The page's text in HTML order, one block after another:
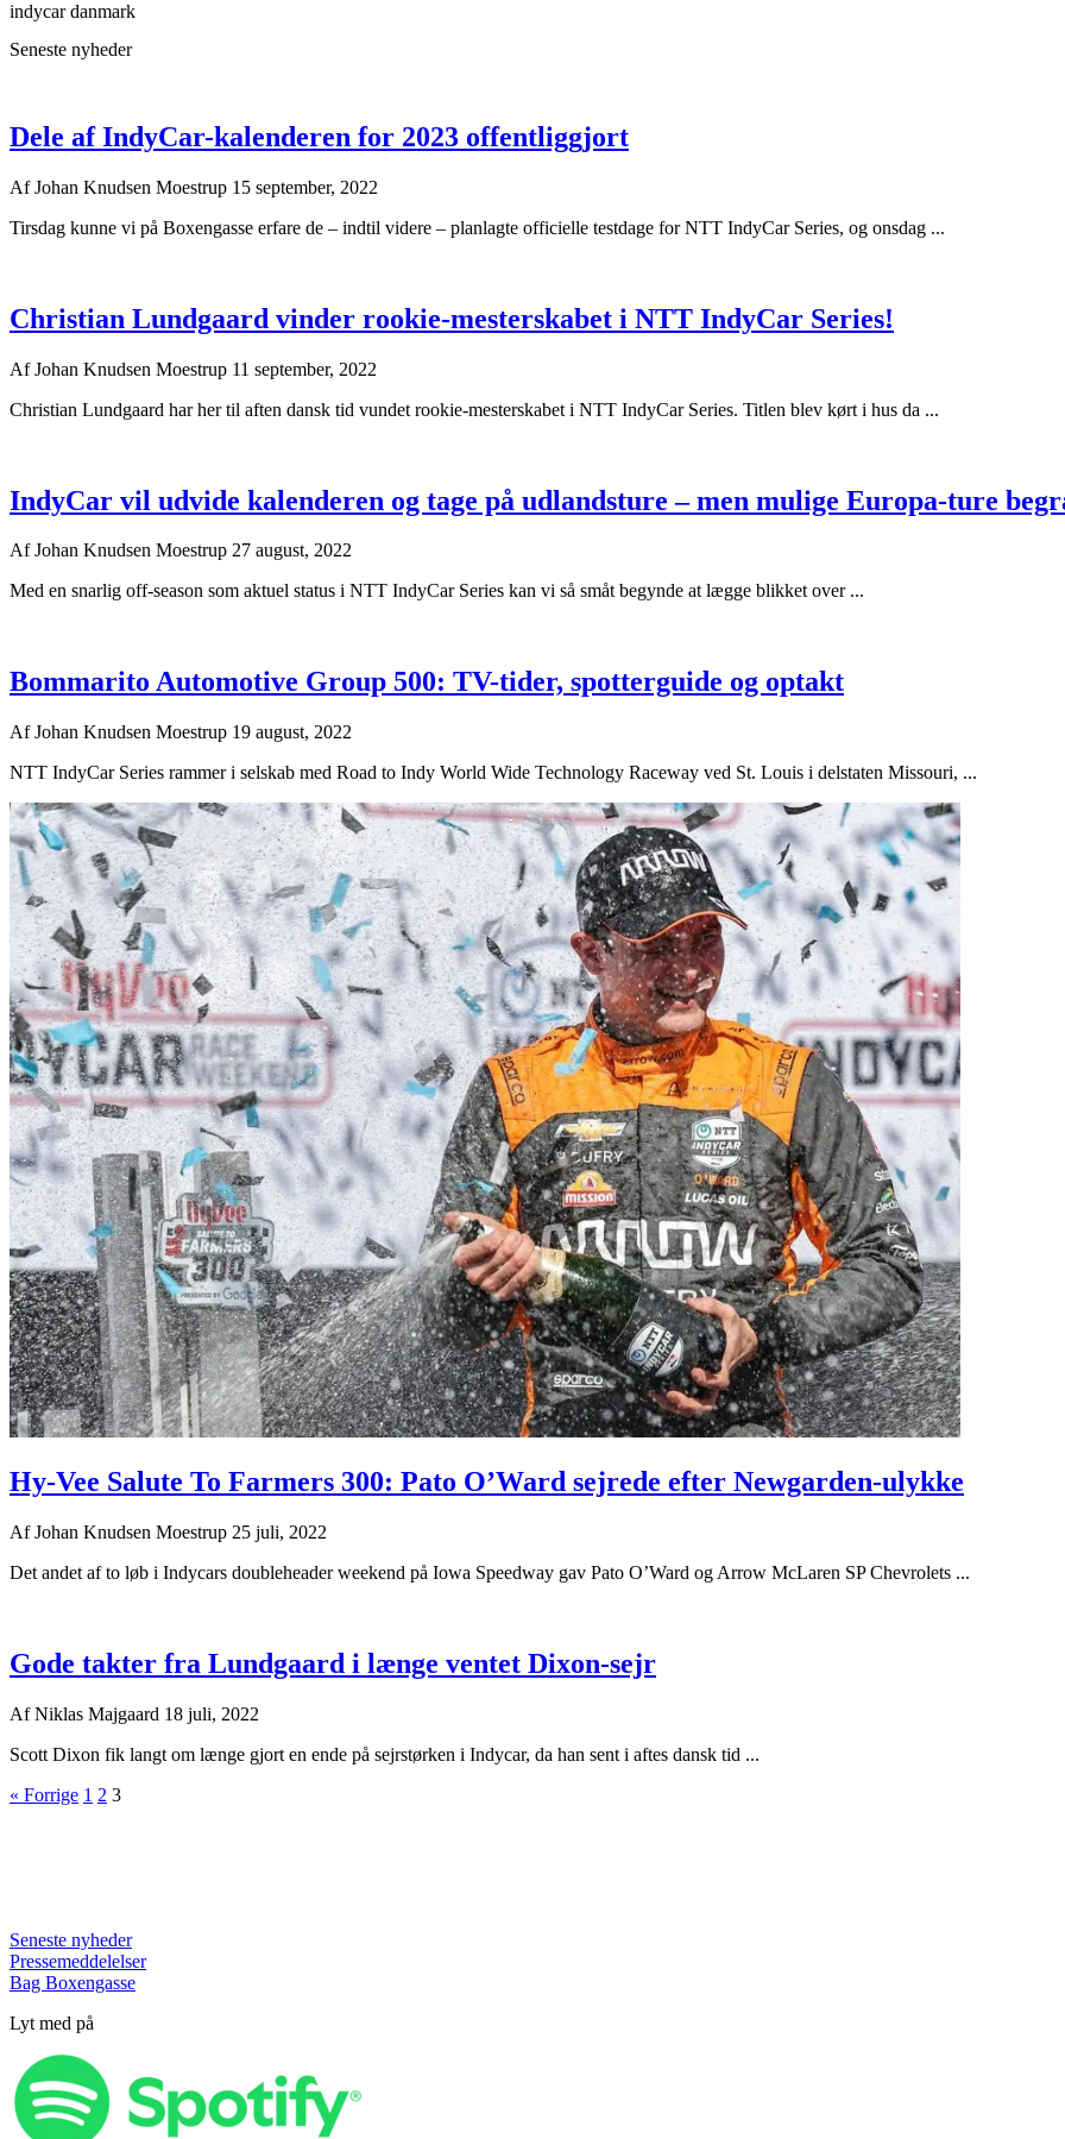
indycar danmark
Seneste nyheder
Dele af IndyCar-kalenderen for 2023 offentliggjort
AfJohan Knudsen Moestrup 15 september, 2022
Tirsdag kunne vi på Boxengasse erfare de – indtil videre – planlagte officielle testdage for NTT IndyCar Series, og onsdag ...
Christian Lundgaard vinder rookie-mesterskabet i NTT IndyCar Series!
AfJohan Knudsen Moestrup 11 september, 2022
Christian Lundgaard har her til aften dansk tid vundet rookie-mesterskabet i NTT IndyCar Series. Titlen blev kørt i hus da ...
IndyCar vil udvide kalenderen og tage på udlandsture – men mulige Europa-ture
AfJohan Knudsen Moestrup 27 august, 2022
Med en snarlig off-season som aktuel status i NTT IndyCar Series kan vi så småt begynde at lægge blikket over ...
Bommarito Automotive Group 500: TV-tider, spotterguide og optakt
AfJohan Knudsen Moestrup 19 august, 2022
NTT IndyCar Series rammer i selskab med Road to Indy World Wide Technology Raceway ved St. Louis i delstaten Missouri, ...
Hy-Vee Salute To Farmers 300: Pato O’Ward sejrede efter Newgarden-ulykke
AfJohan Knudsen Moestrup 25 juli, 2022
Det andet af to løb i Indycars doubleheader weekend på Iowa Speedway gav Pato O’Ward og Arrow McLaren SP Chevrolets ...
Gode takter fra Lundgaard i længe ventet Dixon-sejr
AfNiklas Majgaard 18 juli, 2022
Scott Dixon fik langt om længe gjort en ende på sejrstørken i Indycar, da han sent i aftes dansk tid ...
« Forrige 1 2 3
Seneste nyheder
Pressemeddelelser
Bag Boxengasse
Lyt med på